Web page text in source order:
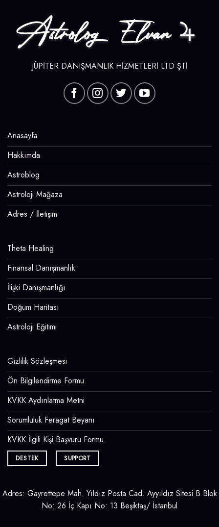
JÜPİTER DANIŞMANLIK HİZMETLERİ LTD ŞTİ
Anasayfa
Hakkımda
Astroblog
Astroloji Mağaza
Adres / İletişim
Theta Healing
Finansal Danışmanlık
İlişki Danışmanlığı
Doğum Haritası
Astroloji Eğitimi
Gizlilik Sözleşmesi
Ön Bilgilendirme Formu
KVKK Aydınlatma Metni
Sorumluluk Feragat Beyanı
KVKK İlgili Kişi Başvuru Formu
DESTEK SUPPORT
Adres: Gayrettepe Mah. Yıldız Posta Cad. Ayyıldız Sitesi B Blok
No: 26 İç Kapı No: 13 Beşiktaş/ İstanbul